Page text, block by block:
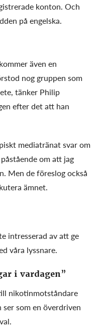
konton. Och
på engelska.
även en
nog gruppen som
tänker Philip
efter det att han
mediatränat svar om
om att jag
Men de föreslog också
ämnet.
intresserad av att ge
våra lyssnare.
i vardagen”
nikotinmotståndare
som en överdriven